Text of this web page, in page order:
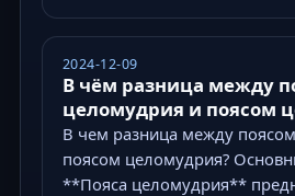
2024-12-09
В чём разница между
целомудрия и поясом
В чем разница между
поясом целомудрия?
**Пояса целомудрия**